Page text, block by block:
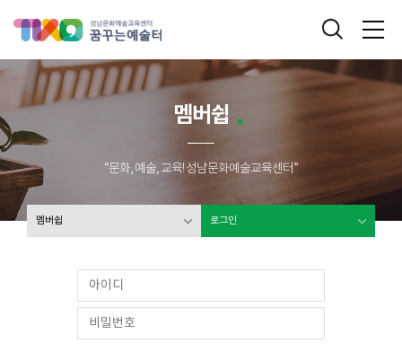
통합검색
멤버쉽
“문화, 예술, 교육! 성남문화예술교육센터”
멤버쉽 로그인